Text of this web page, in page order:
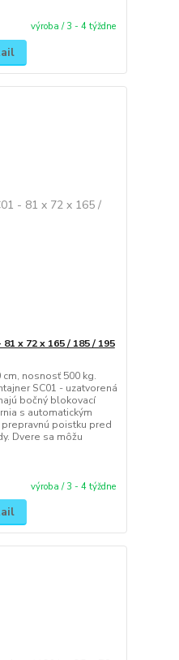
výroba / 3 - 4 týždne
x 72 x 165 / 185 / 195
cm, nosnosť 500 kg.
SC01 - uzatvorená
bočný blokovací
s automatickým
poistku pred
Dvere sa môžu
výroba / 3 - 4 týždne